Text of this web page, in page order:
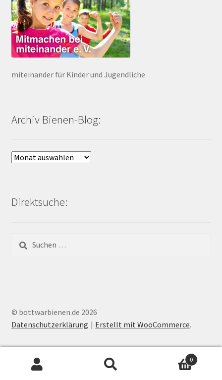
miteinander für Kinder und Jugendliche
Archiv Bienen-Blog:
Archiv
Direktsuche:
Suchen
nach:
© bottwarbienen.de 2026
Datenschutzerklärung
Erstellt mit WooCommerce.
0